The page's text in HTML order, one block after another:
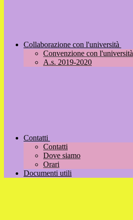
Collaborazione con l'università
Convenzione con l'università
A.s. 2019-2020
Contatti
Contatti
Dove siamo
Orari
Documenti utili